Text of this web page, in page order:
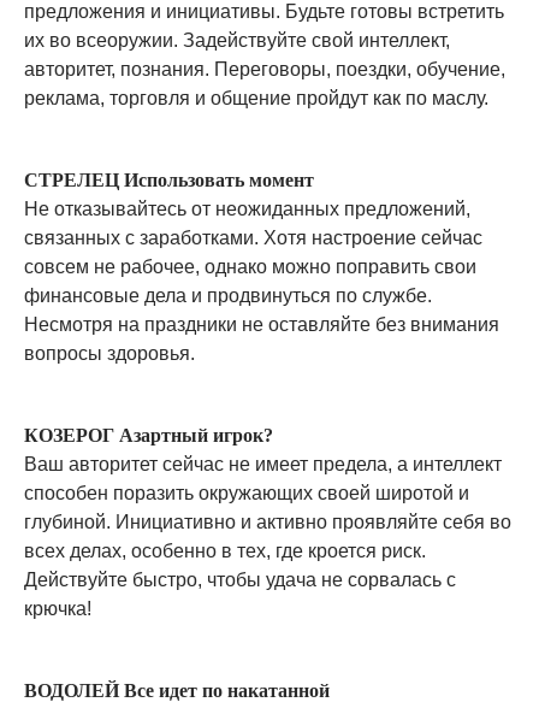
предложения и инициативы. Будьте готовы встретить
их во всеоружии. Задействуйте свой интеллект,
авторитет, познания. Переговоры, поездки, обучение,
реклама, торговля и общение пройдут как по маслу.
СТРЕЛЕЦ Использовать момент
Не отказывайтесь от неожиданных предложений,
связанных с заработками. Хотя настроение сейчас
совсем не рабочее, однако можно поправить свои
финансовые дела и продвинуться по службе.
Несмотря на праздники не оставляйте без внимания
вопросы здоровья.
КОЗЕРОГ Азартный игрок?
Ваш авторитет сейчас не имеет предела, а интеллект
способен поразить окружающих своей широтой и
глубиной. Инициативно и активно проявляйте себя во
всех делах, особенно в тех, где кроется риск.
Действуйте быстро, чтобы удача не сорвалась с
крючка!
ВОДОЛЕЙ Все идет по накатанной